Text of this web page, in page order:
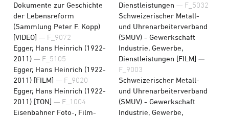
Dokumente zur Geschichte
der Lebensreform
(Sammlung Peter F. Kopp)
[VIDEO] — F_9072
Egger, Hans Heinrich (1922-
2011) — F_5105
Egger, Hans Heinrich (1922-
2011) [FILM] — F_9020
Egger, Hans Heinrich (1922-
2011) [TON] — F_1004
Eisenbahner Foto-, Film-
Dienstleistungen — F_5032
Schweizerischer Metall-
und Uhrenarbeiterverband
(SMUV) - Gewerkschaft
Industrie, Gewerbe,
Dienstleistungen [FILM] —
F_9003
Schweizerischer Metall-
und Uhrenarbeiterverband
(SMUV) - Gewerkschaft
Industrie, Gewerbe,